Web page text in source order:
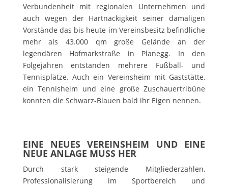
Verbundenheit mit regionalen Unternehmen und
auch wegen der Hartnäckigkeit seiner damaligen
Vorstände das bis heute im Vereinsbesitz befindliche
mehr als 43.000 qm große Gelände an der
legendären Hofmarkstraße in Planegg. In den
Folgejahren entstanden mehrere Fußball- und
Tennisplätze. Auch ein Vereinsheim mit Gaststätte,
ein Tennisheim und eine große Zuschauertribüne
konnten die Schwarz-Blauen bald ihr Eigen nennen.
EINE NEUES VEREINSHEIM UND EINE
NEUE ANLAGE MUSS HER
Durch stark steigende Mitgliederzahlen,
Professionalisierung im Sportbereich und